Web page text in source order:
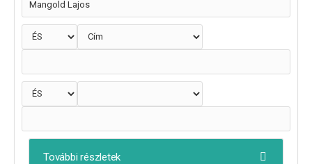
További részletek